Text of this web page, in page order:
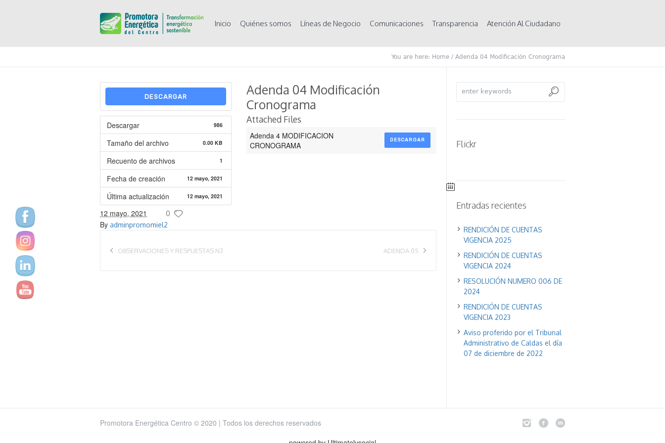
Inicio Quiénes somos Líneas de Negocio Comunicaciones Transparencia Atención Al Ciudadano
You are here: Home / Adenda 04 Modificación Cronograma
DESCARGAR
Descargar 986
Tamaño del archivo 0.00 KB
Recuento de archivos 1
Fecha de creación 12 mayo, 2021
Última actualización 12 mayo, 2021
Adenda 04 Modificación
Cronograma
Attached Files
Adenda 4 MODIFICACION
CRONOGRAMA
DESCARGAR
12 mayo, 2021 0
By adminpromomiel2
ADENDA 05
OBSERVACIONES Y RESPUESTAS N3
Flickr
Entradas recientes
RENDICIÓN DE CUENTAS
VIGENCIA 2025
RENDICIÓN DE CUENTAS
VIGENCIA 2024
RESOLUCIÓN NUMERO 006 DE
2024
RENDICIÓN DE CUENTAS
VIGENCIA 2023
Aviso proferido por el Tribunal
Administrativo de Caldas el día
07 de diciembre de 2022
Promotora Energética Centro © 2020 | Todos los derechos reservados